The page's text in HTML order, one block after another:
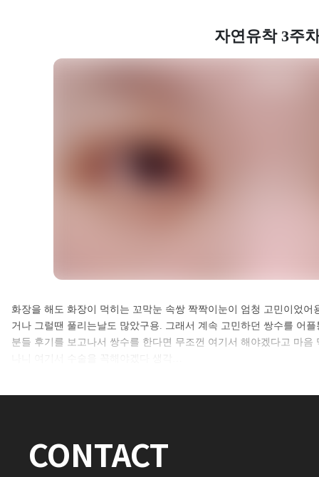
자연유착 3주
셀카후기 전체 내용은
로그인 후 확인하실 수 있습니다.
로그인하기
화장을 해도 화장이 먹히는 꼬막눈 속쌍 짝짝이눈이 엄청 고민이었
거나 그럴땐 풀리는날도 많았구용. 그래서 계속 고민하던 쌍수를 어
분들 후기를 보고나서 쌍수를 한다면 무조껀 여기서 해야겠다고 마
나니 여기서 수술을 꼭해야겠다 생각…
CONTACT